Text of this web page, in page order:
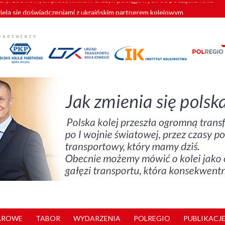
się doświadczeniami z ukraińskim partnerem kolejowym
Vectrony na 230 km/h
pociągi od PESA. Sześć nowoczesnych ELF-ów wyjedzie na tory w
180 nowych pracowników drużyn pociągowych od początku roku
TABOR WYDARZENIA POLREGIO